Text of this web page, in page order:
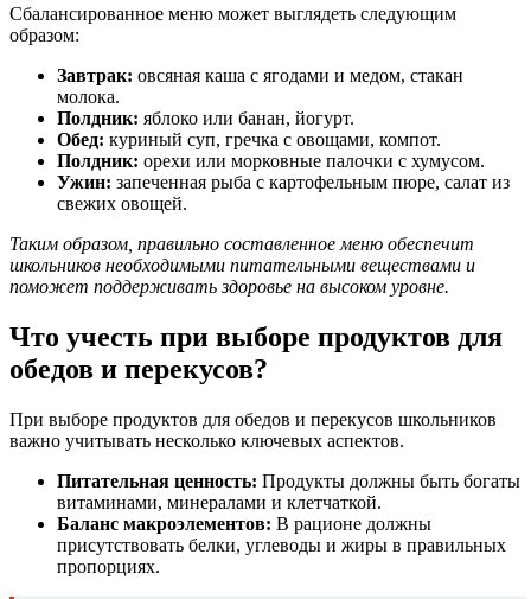
Сбалансированное меню может выглядеть следующим
образом:
Завтрак: овсяная каша с ягодами и медом, стакан
молока.
Полдник: яблоко или банан, йогурт.
Обед: куриный суп, гречка с овощами, компот.
Полдник: орехи или морковные палочки с хумусом.
Ужин: запеченная рыба с картофельным пюре, салат из
свежих овощей.
Таким образом, правильно составленное меню обеспечит
школьников необходимыми питательными веществами и
поможет поддерживать здоровье на высоком уровне.
Что учесть при выборе продуктов для
обедов и перекусов?
При выборе продуктов для обедов и перекусов школьников
важно учитывать несколько ключевых аспектов.
Питательная ценность: Продукты должны быть богаты
витаминами, минералами и клетчаткой.
Баланс макроэлементов: В рационе должны
присутствовать белки, углеводы и жиры в правильных
пропорциях.